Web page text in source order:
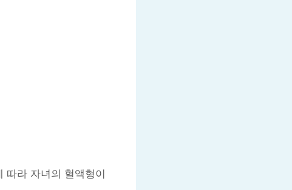
따라 자녀의 혈액형이